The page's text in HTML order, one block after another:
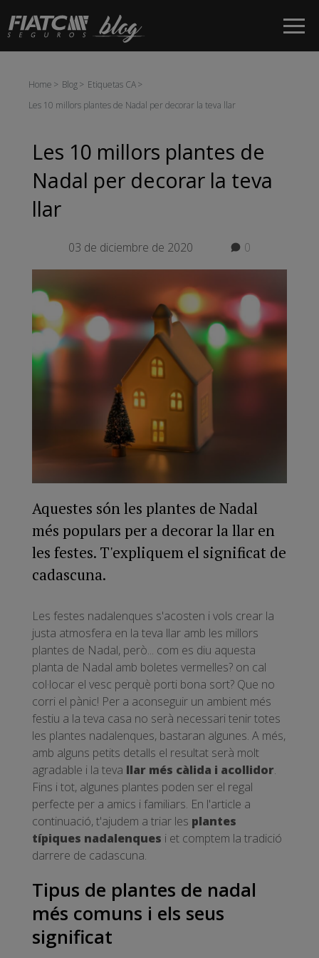
Salta al contingut principal
Home Blog
Etiquetas CA
Les 10 millors plantes de Nadal per decorar la teva llar
Les 10 millors plantes de
Nadal per decorar la teva
llar
03 de diciembre de 2020 0
Aquestes són les plantes de Nadal
més populars per a decorar la llar en
les festes. T'expliquem el significat de
cadascuna.
Les festes nadalenques s'acosten i vols crear la
justa atmosfera en la teva llar amb les millors
plantes de Nadal, però... com es diu aquesta
planta de Nadal amb boletes vermelles? on cal
col·locar el vesc perquè porti bona sort? Que no
corri el pànic! Per a aconseguir un ambient més
festiu a la teva casa no serà necessari tenir totes
les plantes nadalenques, bastaran algunes. A més,
amb alguns petits detalls el resultat serà molt
agradable i la teva llar més càlida i acollidor.
Fins i tot, algunes plantes poden ser el regal
perfecte per a amics i familiars. En l'article a
continuació, t'ajudem a triar les plantes
típiques nadalenques i et comptem la tradició
darrere de cadascuna.
Tipus de plantes de nadal
més comuns i els seus
significat